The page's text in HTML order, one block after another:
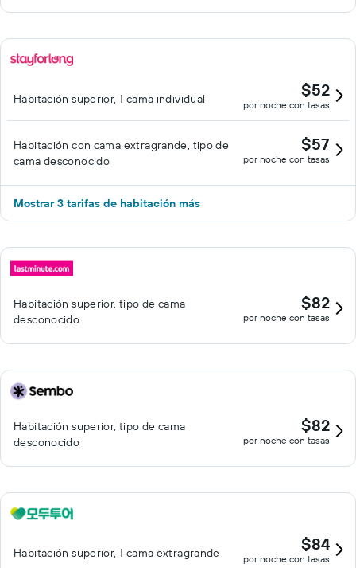
Habitación superior, 1 cama individual $52
por noche con tasas
Habitación con cama extragrande, tipo de
cama desconocido
$57
por noche con tasas
Mostrar 3 tarifas de habitación más
Habitación superior, tipo de cama
desconocido
$82
por noche con tasas
Habitación superior, tipo de cama
desconocido
$82
por noche con tasas
Habitación superior, 1 cama extragrande $84
por noche con tasas